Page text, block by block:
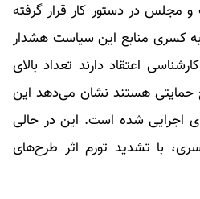
مجلس در دستور کار قرار گرفته
کسری منابع این سیاست‌ هشدار
اعتقاد دارند تعداد بالای
حمایتی هستند نشان می‌دهد این
اجرایی شده است. این در حالی
با تشدید تورم اثر طرح‌های